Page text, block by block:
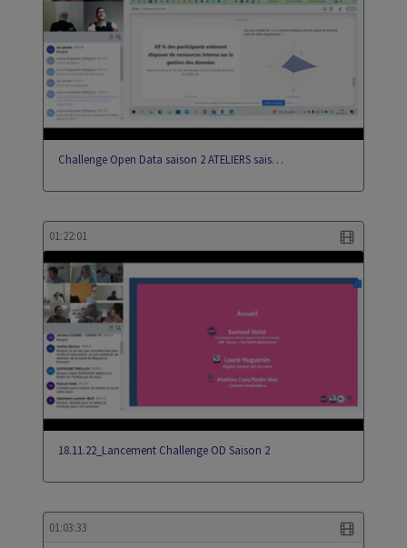
Challenge Open Data saison 2 ATELIERS sais…
01:22:01
18.11.22_Lancement Challenge OD Saison 2
01:03:33